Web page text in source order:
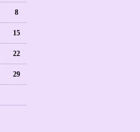
8
15
22
29